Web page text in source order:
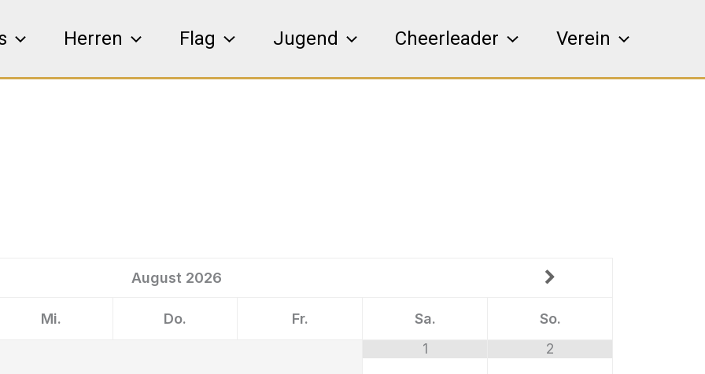
Herren Flag Jugend Cheerleader Verein
August 2026
Mi. Do. Fr. Sa.
So.
1
2